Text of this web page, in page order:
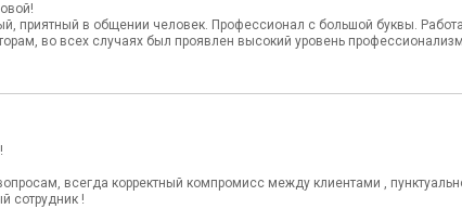
приятный в общении человек. Профессионал с большой буквы.
во всех случаях был проявлен высокий уровень
всегда корректный компромисс между клиентами ,
сотрудник !